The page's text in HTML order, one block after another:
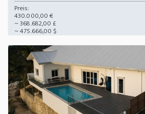
Preis:
430.000,00 €
~ 368.682,00 £
~ 475.666,00 $